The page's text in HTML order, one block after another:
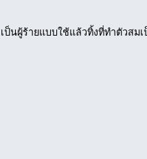
เป็นผู้ร้ายแบบใช้แล้วทิ้งที่ทำตัวสม